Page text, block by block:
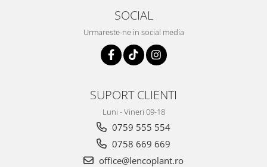
SOCIAL
Urmareste-ne in social media
SUPORT CLIENTI
Luni - Vineri 09-18
0759 555 554
0758 669 669
office@lencoplant.ro